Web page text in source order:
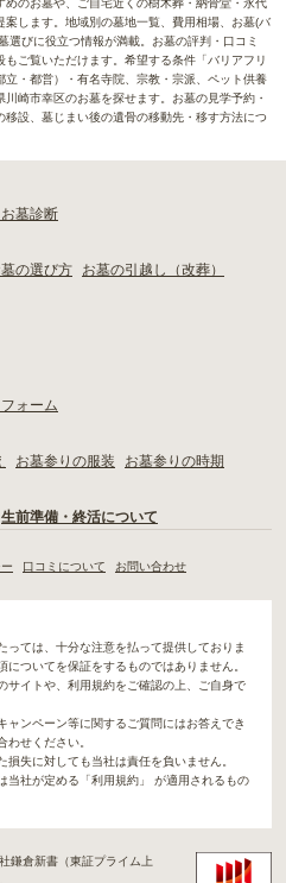
のお墓や、ご自宅近くの樹木葬・納骨堂・永代
します。地域別の墓地一覧、費用相場、お墓(バ
選びに役立つ情報が満載。お墓の評判・口コミ
ご覧いただけます。希望する条件「バリアフリ
・都営）・有名寺院、宗教・宗派、ペット供養
崎市幸区のお墓を探せます。お墓の見学予約・
設、墓じまい後の遺骨の移動先・移す方法につ
墓診断
の選び方
お墓の引越し（改葬）
ォーム
お墓参りの服装
お墓参りの時期
生前準備・終活について
口コミについて お問い合わせ
っては、十分な注意を払って提供しておりま
ついてを保証をするものではありません。
サイトや、利用規約をご確認の上、ご自身で
ャンペーン等に関するご質問にはお答えでき
わせください。
失に対しても当社は責任を負いません。
当社が定める「利用規約」 が適用されるもの
鎌倉新書（東証プライム上